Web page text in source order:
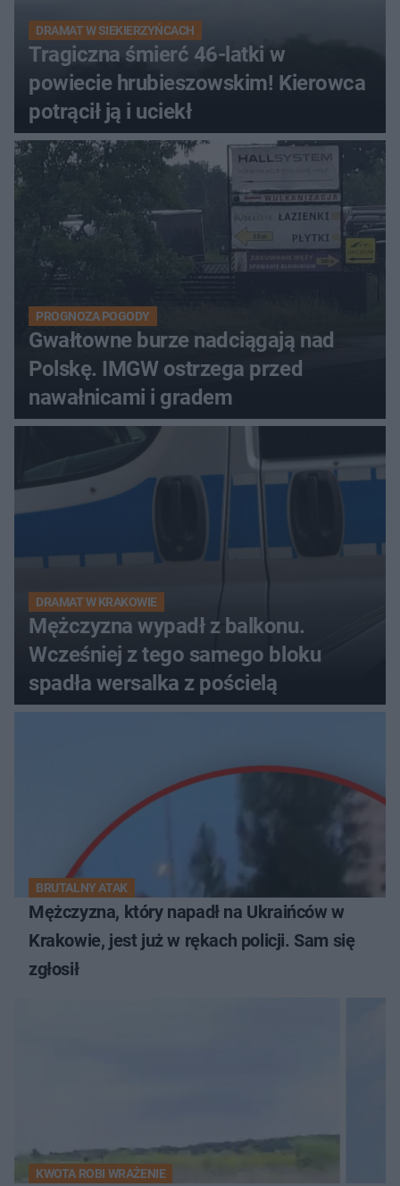
DRAMAT W SIEKIERZYŃCACH
Tragiczna śmierć 46-latki w
powiecie hrubieszowskim! Kierowca
potrącił ją i uciekł
PROGNOZA POGODY
Gwałtowne burze nadciągają nad
Polskę. IMGW ostrzega przed
nawałnicami i gradem
DRAMAT W KRAKOWIE
Mężczyzna wypadł z balkonu.
Wcześniej z tego samego bloku
spadła wersalka z pościelą
BRUTALNY ATAK
Mężczyzna, który napadł na Ukraińców w
Krakowie, jest już w rękach policji. Sam się
zgłosił
KWOTA ROBI WRAŻENIE